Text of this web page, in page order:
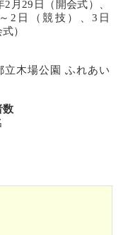
2月29日（開会式）、
2日（競技）、3日
式）
立木場公園 ふれあい
数